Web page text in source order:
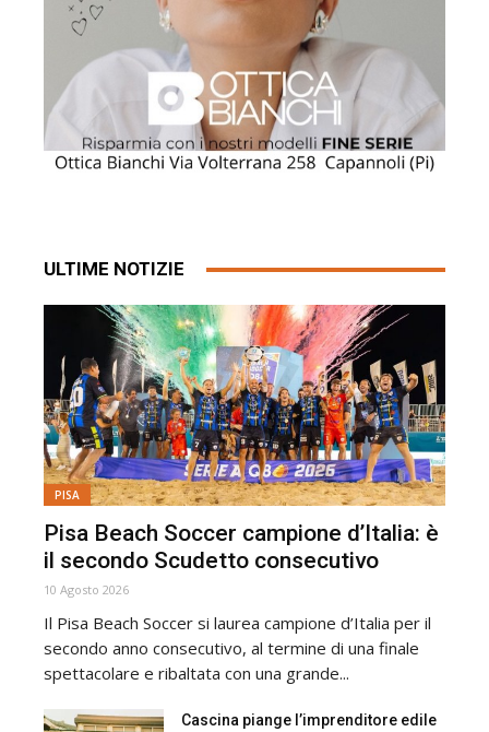
ULTIME NOTIZIE
PISA
Pisa Beach Soccer campione d’Italia: è
il secondo Scudetto consecutivo
10 Agosto 2026
Il Pisa Beach Soccer si laurea campione d’Italia per il
secondo anno consecutivo, al termine di una finale
spettacolare e ribaltata con una grande...
Cascina piange l’imprenditore edile